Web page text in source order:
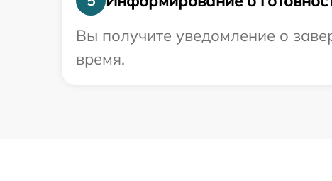
Вы получите уведомление о
время.